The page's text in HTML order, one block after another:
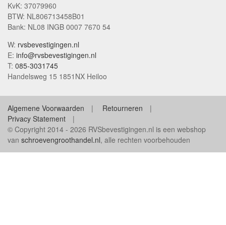
KvK: 37079960
BTW: NL806713458B01
Bank: NL08 INGB 0007 7670 54
W: rvsbevestigingen.nl
E: info@rvsbevestigingen.nl
T: 085-3031745
Handelsweg 15 1851NX Heiloo
Algemene Voorwaarden
Retourneren
Privacy Statement
© Copyright 2014 - 2026 RVSbevestigingen.nl is een webshop
van schroevengroothandel.nl, alle rechten voorbehouden